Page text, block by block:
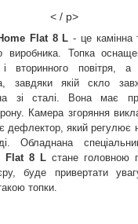
< / p>
Flat 8 L- це камінна
виробника. Топка
і вторинного повітря, а
завдяки якійскло
зі сталі. Вона має
Камера згоряння
дефлектор, який регулює
Обладнана
Flat 8 L стане головною
буде привертати
топки.